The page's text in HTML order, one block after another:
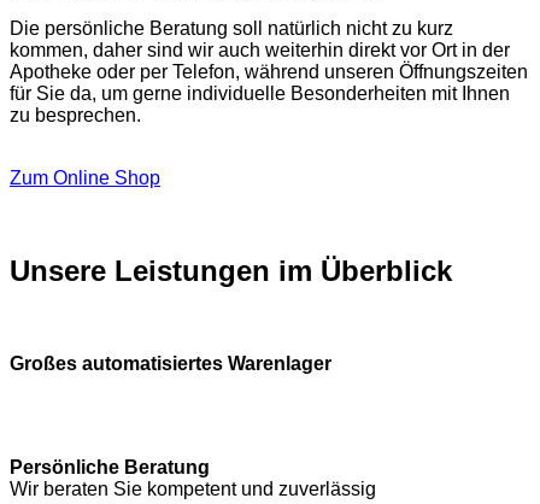
Die persönliche Beratung soll natürlich nicht zu kurz
kommen, daher sind wir auch weiterhin direkt vor Ort in der
Apotheke oder per Telefon, während unseren Öffnungszeiten
für Sie da, um gerne individuelle Besonderheiten mit Ihnen
zu besprechen.
Zum Online Shop
Unsere Leistungen im Überblick
Großes automatisiertes Warenlager
Persönliche Beratung
Wir beraten Sie kompetent und zuverlässig